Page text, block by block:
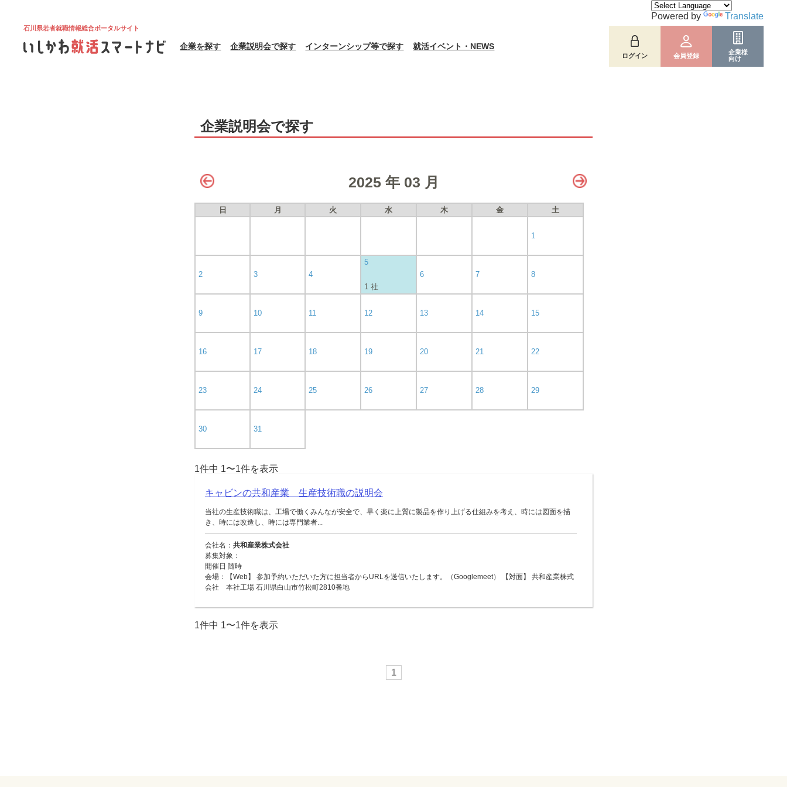
石川県若者就職情報総合ポータルサイト
企業を探す 企業説明会で探す インターンシップ等で探す 就活イベント・NEWS
ログイン 会員登録
企業様
向け
Powered by Translate
企業説明会で探す
2025 年 03 月
日 月 火 水 木 金 土
1
2 3 4
5
1 社
6 7 8
9 10 11 12 13 14 15
16 17 18 19 20 21 22
23 24 25 26 27 28 29
30 31
1件中 1〜1件を表示
キャビンの共和産業 生産技術職の説明会
当社の生産技術職は、工場で働くみんなが安全で、早く楽に上質に製品を作り上げる仕組みを考え、時には図面を描
き、時には改造し、時には専門業者...
会社名： 共和産業株式会社
募集対象：
開催日 随時
会場：【Web】 参加予約いただいた方に担当者からURLを送信いたします。（Googlemeet） 【対面】 共和産業株式
会社 本社工場 石川県白山市竹松町2810番地
1件中 1〜1件を表示
1